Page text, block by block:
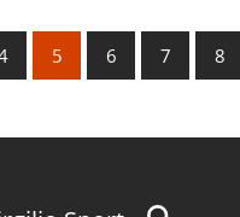
5 6 7 8